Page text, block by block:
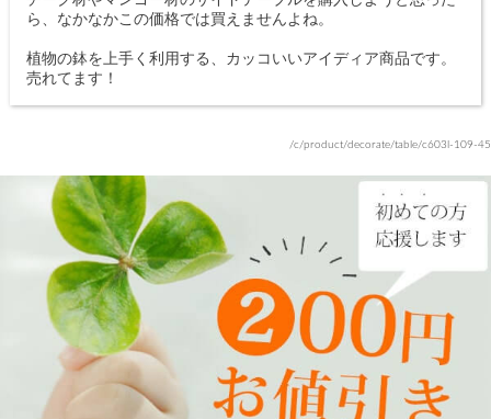
ら、なかなかこの価格では買えませんよね。
植物の鉢を上手く利用する、カッコいいアイディア商品です。
売れてます！
/c/product/decorate/table/c603l-109-45